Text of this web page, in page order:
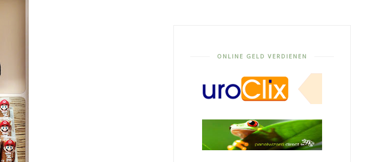
ONLINE GELD VERDIENEN